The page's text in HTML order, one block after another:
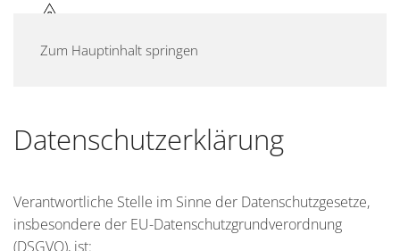
Zum Hauptinhalt springen
Datenschutzerklärung
Verantwortliche Stelle im Sinne der Datenschutzgesetze,
insbesondere der EU-Datenschutzgrundverordnung
(DSGVO), ist: